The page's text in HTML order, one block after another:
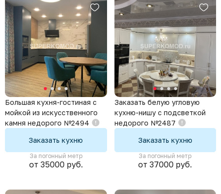
Большая кухня-гостиная с
мойкой из искусственного
камня недорого №2494
Заказать кухню
За погонный метр
от 35000 руб.
Заказать белую угловую
кухню-нишу с подсветкой
недорого №2487
Заказать кухню
За погонный метр
от 37000 руб.